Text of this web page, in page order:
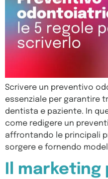
Scrivere un preventivo
essenziale per garantire
dentista e paziente. In
come redigere un
affrontando le principali
sorgere e fornendo
Il marketing